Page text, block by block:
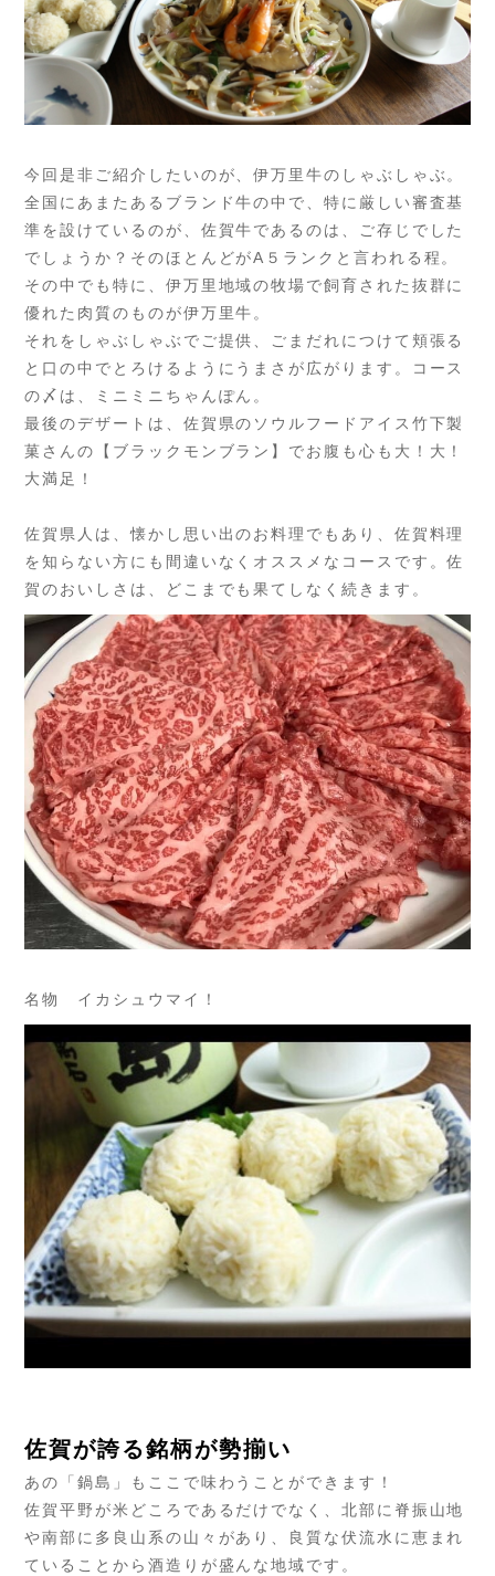
今回是非ご紹介したいのが、伊万里牛のしゃぶしゃぶ。
全国にあまたあるブランド牛の中で、特に厳しい審査基
準を設けているのが、佐賀牛であるのは、ご存じでした
でしょうか？そのほとんどがA５ランクと言われる程。
その中でも特に、伊万里地域の牧場で飼育された抜群に
優れた肉質のものが伊万里牛。
それをしゃぶしゃぶでご提供、ごまだれにつけて頬張る
と口の中でとろけるようにうまさが広がります。コース
の〆は、ミニミニちゃんぽん。
最後のデザートは、佐賀県のソウルフードアイス竹下製
菓さんの【ブラックモンブラン】でお腹も心も大！大！
大満足！
佐賀県人は、懐かし思い出のお料理でもあり、 佐賀料理
を知らない方にも間違いなくオススメなコースです。佐
賀のおいしさは、どこまでも果てしなく続きます。
名物 イカシュウマイ！
佐賀が誇る銘柄が勢揃い
あの「鍋島」もここで味わうことができます！
佐賀平野が米どころであるだけでなく、北部に脊振山地
や南部に多良山系の山々があり、良質な伏流水に恵まれ
ていることから酒造りが盛んな地域です。